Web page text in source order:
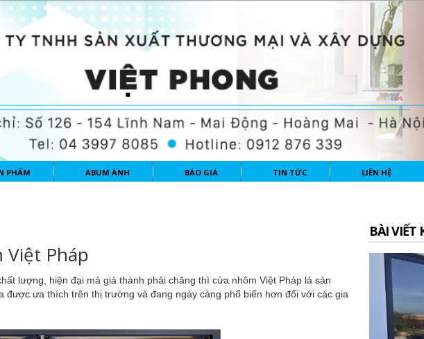
PHẨM ABUM ẢNH BÁO GIÁ TIN TỨC LIÊN HỆ
Việt Pháp
lượng, hiện đại mà giá thành phải chăng thì cửa nhôm Việt Pháp là sản
ưa thích trên thị trường và đang ngày càng phổ biến hơn đối với các gia
BÀI VIẾT